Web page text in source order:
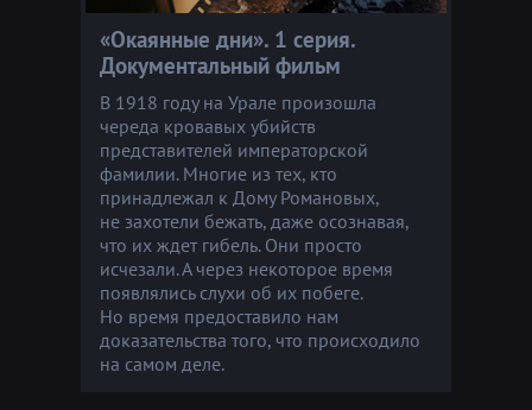
«Окаянные дни». 1 серия.
Документальный фильм
В 1918 году на Урале произошла
череда кровавых убийств
представителей императорской
фамилии. Многие из тех, кто
принадлежал к Дому Романовых,
не захотели бежать, даже осознавая,
что их ждет гибель. Они просто
исчезали. А через некоторое время
появлялись слухи об их побеге.
Но время предоставило нам
доказательства того, что происходило
на самом деле.